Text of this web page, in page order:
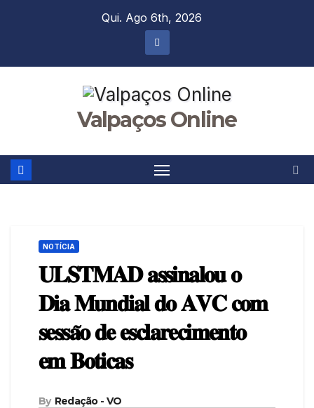
Qui. Ago 6th, 2026
Valpaços Online
NOTÍCIA
𝐔𝐋𝐒𝐓𝐌𝐀𝐃 𝐚𝐬𝐬𝐢𝐧𝐚𝐥𝐨𝐮 𝐨
𝐃𝐢𝐚 𝐌𝐮𝐧𝐝𝐢𝐚𝐥 𝐝𝐨 𝐀𝐕𝐂 𝐜𝐨𝐦
𝐬𝐞𝐬𝐬𝐚̃𝐨 𝐝𝐞 𝐞𝐬𝐜𝐥𝐚𝐫𝐞𝐜𝐢𝐦𝐞𝐧𝐭𝐨
𝐞𝐦 𝐁𝐨𝐭𝐢𝐜𝐚𝐬
By Redação - VO